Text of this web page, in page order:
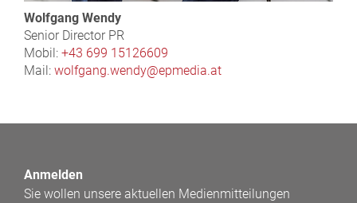
Wolfgang Wendy
Senior Director PR
Mobil: +43 699 15126609
Mail: wolfgang.wendy@epmedia.at
Anmelden
Sie wollen unsere aktuellen Medienmitteilungen